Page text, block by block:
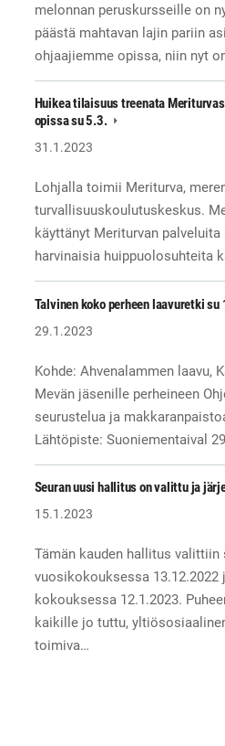
melonnan peruskursseille on
päästä mahtavan lajin pariin
ohjaajiemme opissa, niin nyt
Huikea tilaisuus treenata
opissa su 5.3.
31.1.2023
Lohjalla toimii Meriturva,
turvallisuuskoulutuskeskus.
käyttänyt Meriturvan
harvinaisia huippuolosuhteita
Talvinen koko perheen laavuretki
29.1.2023
Kohde: Ahvenalammen laavu,
Mevän jäsenille perheineen
seurustelua ja
Lähtöpiste: Suoniementaival
Seuran uusi hallitus on valittu ja
15.1.2023
Tämän kauden hallitus valittiin
vuosikokouksessa 13.12.2022
kokouksessa 12.1.2023.
kaikille jo tuttu,
toimiva…